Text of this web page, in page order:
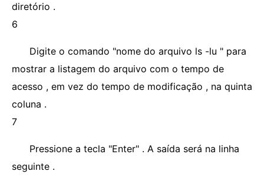
diretório .
6
Digite o comando "nome do arquivo ls -lu " para
mostrar a listagem do arquivo com o tempo de
acesso , em vez do tempo de modificação , na quinta
coluna .
7
Pressione a tecla "Enter" . A saída será na linha
seguinte .